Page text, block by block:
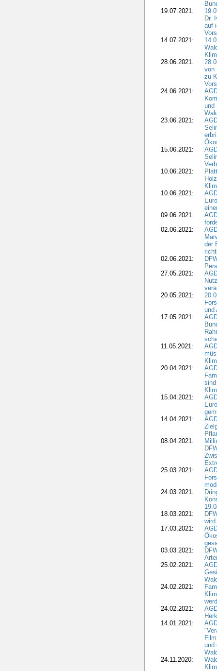
19.07.2021:
Dr.
auf
14.07.2021:
28.06.2021:
von
zu
24.06.2021:
und
23.06.2021:
15.06.2021:
10.06.2021:
10.06.2021:
09.06.2021:
02.06.2021:
der
02.06.2021:
27.05.2021:
20.05.2021:
und
17.05.2021:
11.05.2021:
20.04.2021:
15.04.2021:
14.04.2021:
08.04.2021:
25.03.2021:
24.03.2021:
18.03.2021:
17.03.2021:
03.03.2021:
25.02.2021:
24.02.2021:
24.02.2021:
14.01.2021:
und
24.11.2020: